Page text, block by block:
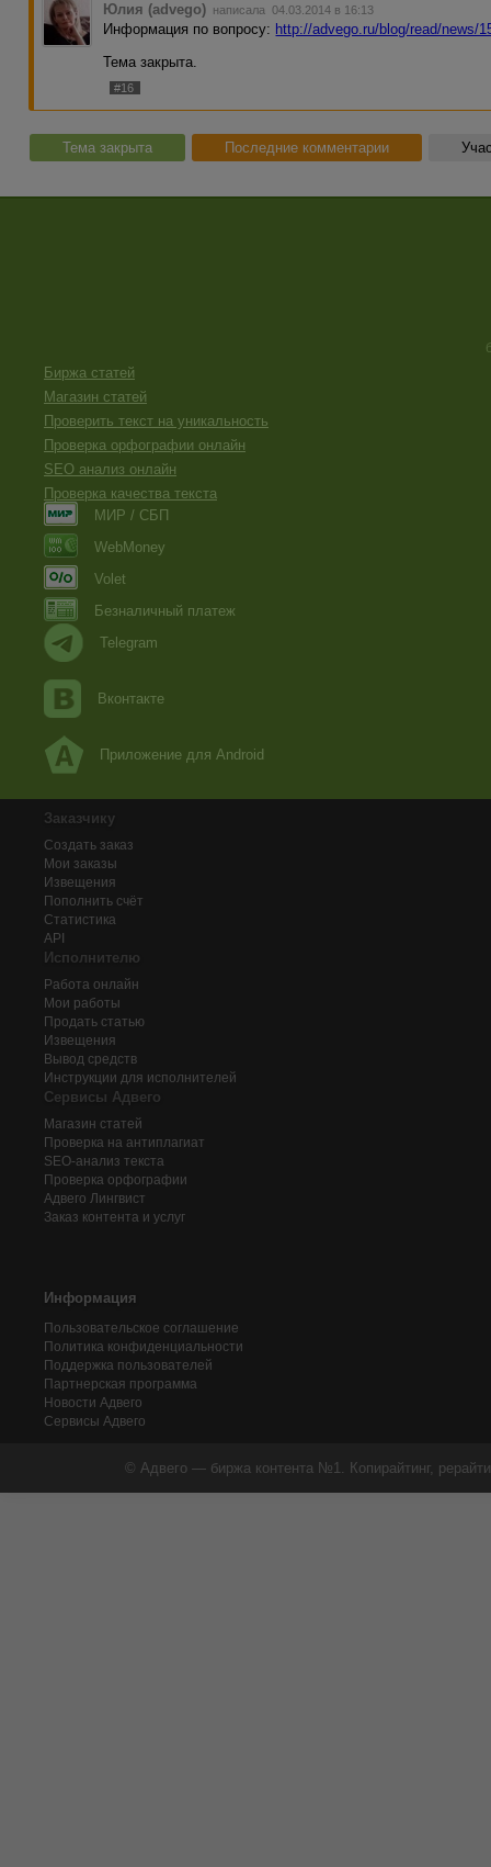
Юлия (advego) написала 04.03.2014 в 16:13
Информация по вопросу: http://advego.ru/blog/read/news/
Тема закрыта.
#16
Тема закрыта Последние комментарии
Биржа статей
Магазин статей
Проверить текст на уникальность
Проверка орфографии онлайн
SEO анализ онлайн
Проверка качества текста
МИР / СБП
WebMoney
Volet
Безналичный платеж
Telegram
Вконтакте
Приложение для Android
Заказчику
Создать заказ
Мои заказы
Извещения
Пополнить счёт
Статистика
API
Исполнителю
Работа онлайн
Мои работы
Продать статью
Извещения
Вывод средств
Инструкции для исполнителей
Сервисы Адвего
Магазин статей
Проверка на антиплагиат
SEO-анализ текста
Проверка орфографии
Адвего Лингвист
Заказ контента и услуг
Информация
Пользовательское соглашение
Политика конфиденциальности
Поддержка пользователей
Партнерская программа
Новости Адвего
Сервисы Адвего
© Адвего — биржа контента №1. Копирайтинг,